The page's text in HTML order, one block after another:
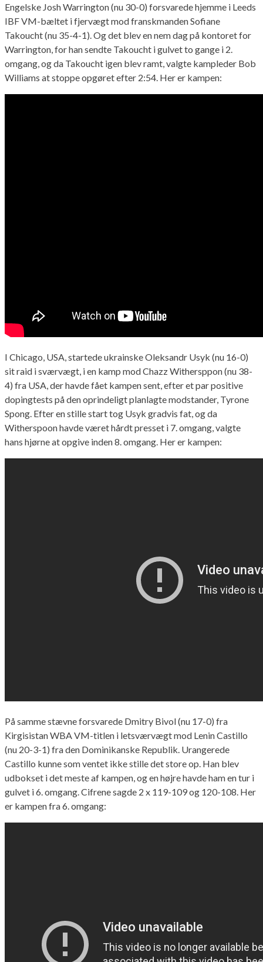
Engelske Josh Warrington (nu 30-0) forsvarede hjemme i Leeds
IBF VM-bæltet i fjervægt mod franskmanden Sofiane
Takoucht (nu 35-4-1). Og det blev en nem dag på kontoret for
Warrington, for han sendte Takoucht i gulvet to gange i 2.
omgang, og da Takoucht igen blev ramt, valgte kampleder Bob
Williams at stoppe opgøret efter 2:54. Her er kampen:
I Chicago, USA, startede ukrainske Oleksandr Usyk (nu 16-0)
sit raid i sværvægt, i en kamp mod Chazz Withersppon (nu 38-
4) fra USA, der havde fået kampen sent, efter et par positive
dopingtests på den oprindeligt planlagte modstander, Tyrone
Spong. Efter en stille start tog Usyk gradvis fat, og da
Witherspoon havde været hårdt presset i 7. omgang, valgte
hans hjørne at opgive inden 8. omgang. Her er kampen:
På samme stævne forsvarede Dmitry Bivol (nu 17-0) fra
Kirgisistan WBA VM-titlen i letsværvægt mod Lenin Castillo
(nu 20-3-1) fra den Dominikanske Republik. Urangerede
Castillo kunne som ventet ikke stille det store op. Han blev
udbokset i det meste af kampen, og en højre havde ham en tur i
gulvet i 6. omgang. Cifrene sagde 2 x 119-109 og 120-108. Her
er kampen fra 6. omgang: